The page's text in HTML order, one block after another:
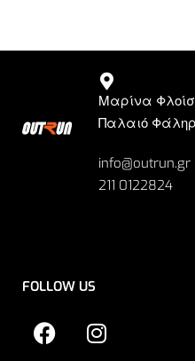
Μαρίνα
Παλαιό
info@outrun.gr
211 0122824
FOLLOW US